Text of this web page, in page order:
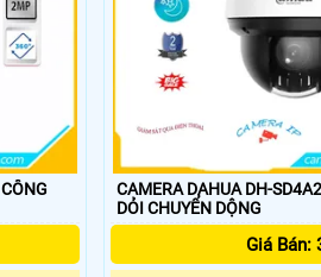
CAMERA DAHUA DH-
DỎI CHUYỂN DỘNG
Giá Bán: